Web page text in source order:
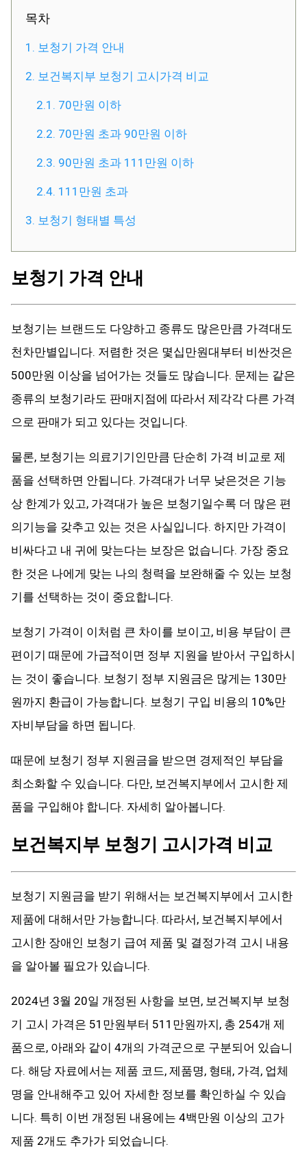
목차
1. 보청기 가격 안내
2. 보건복지부 보청기 고시가격 비교
2.1. 70만원 이하
2.2. 70만원 초과 90만원 이하
2.3. 90만원 초과 111만원 이하
2.4. 111만원 초과
3. 보청기 형태별 특성
보청기 가격 안내
보청기는 브랜드도 다양하고 종류도 많은만큼 가격대도
천차만별입니다. 저렴한 것은 몇십만원대부터 비싼것은
500만원 이상을 넘어가는 것들도 많습니다. 문제는 같은
종류의 보청기라도 판매지점에 따라서 제각각 다른 가격
으로 판매가 되고 있다는 것입니다.
물론, 보청기는 의료기기인만큼 단순히 가격 비교로 제
품을 선택하면 안됩니다. 가격대가 너무 낮은것은 기능
상 한계가 있고, 가격대가 높은 보청기일수록 더 많은 편
의기능을 갖추고 있는 것은 사실입니다. 하지만 가격이
비싸다고 내 귀에 맞는다는 보장은 없습니다. 가장 중요
한 것은 나에게 맞는 나의 청력을 보완해줄 수 있는 보청
기를 선택하는 것이 중요합니다.
보청기 가격이 이처럼 큰 차이를 보이고, 비용 부담이 큰
편이기 때문에 가급적이면 정부 지원을 받아서 구입하시
는 것이 좋습니다. 보청기 정부 지원금은 많게는 130만
원까지 환급이 가능합니다. 보청기 구입 비용의 10%만
자비부담을 하면 됩니다.
때문에 보청기 정부 지원금을 받으면 경제적인 부담을
최소화할 수 있습니다. 다만, 보건복지부에서 고시한 제
품을 구입해야 합니다. 자세히 알아봅니다.
보건복지부 보청기 고시가격 비교
보청기 지원금을 받기 위해서는 보건복지부에서 고시한
제품에 대해서만 가능합니다. 따라서, 보건복지부에서
고시한 장애인 보청기 급여 제품 및 결정가격 고시 내용
을 알아볼 필요가 있습니다.
2024년 3월 20일 개정된 사항을 보면, 보건복지부 보청
기 고시 가격은 51만원부터 511만원까지, 총 254개 제
품으로, 아래와 같이 4개의 가격군으로 구분되어 있습니
다. 해당 자료에서는 제품 코드, 제품명, 형태, 가격, 업체
명을 안내해주고 있어 자세한 정보를 확인하실 수 있습
니다. 특히 이번 개정된 내용에는 4백만원 이상의 고가
제품 2개도 추가가 되었습니다.